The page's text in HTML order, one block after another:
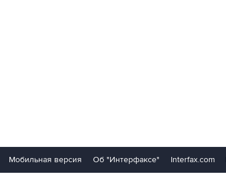
Мобильная версия Об "Интерфаксе" Interfax.com